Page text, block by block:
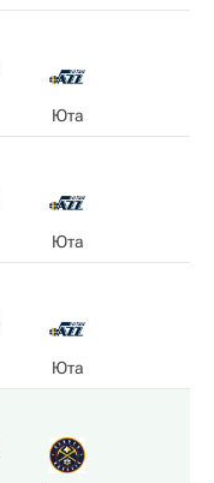
Юта
Юта
Юта